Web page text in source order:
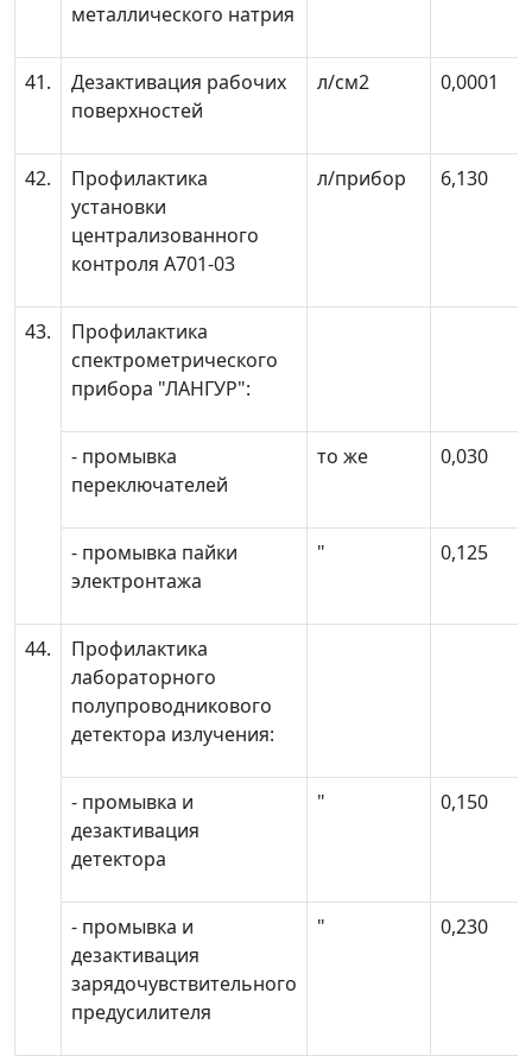
металлического натрия
41.
Дезактивация рабочих
поверхностей
л/см2 0,0001
42.
Профилактика
установки
централизованного
контроля А701-03
л/прибор 6,130
43.
Профилактика
спектрометрического
прибора "ЛАНГУР":
- промывка
переключателей
то же 0,030
- промывка пайки
электронтажа
" 0,125
44.
Профилактика
лабораторного
полупроводникового
детектора излучения:
- промывка и
дезактивация
детектора
" 0,150
- промывка и
дезактивация
зарядочувствительного
предусилителя
" 0,230